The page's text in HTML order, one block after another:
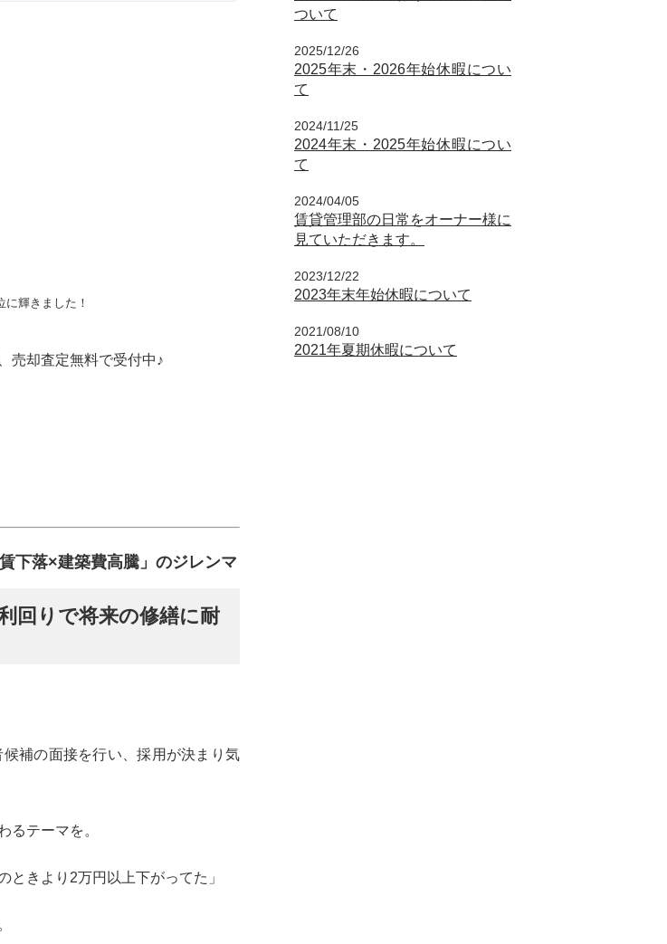
輝きました！
売却査定無料で受付中♪
下落×建築費高騰」のジレンマ
回りで将来の修繕に耐
補の面接を行い、採用が決まり気
るテーマを。
ときより2万円以上下がってた」
ついて
2025/12/26
2025年末・2026年始休暇につい
て
2024/11/25
2024年末・2025年始休暇につい
て
2024/04/05
賃貸管理部の日常をオーナー様に
見ていただきます。
2023/12/22
2023年末年始休暇について
2021/08/10
2021年夏期休暇について